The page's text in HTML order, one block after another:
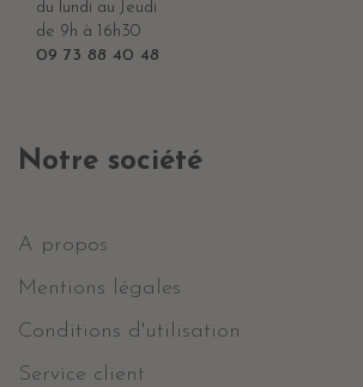
du lundi au Jeudi
de 9h à 16h30
09 73 88 40 48
Notre société
A propos
Mentions légales
Conditions d'utilisation
Service client